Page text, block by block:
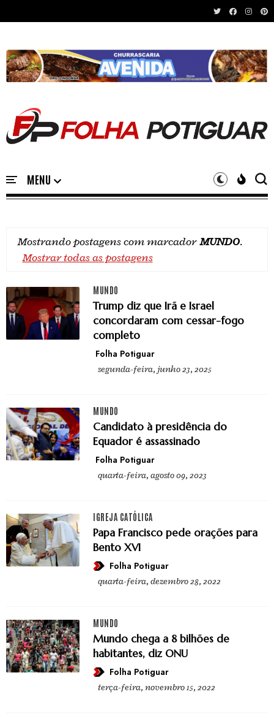
Mostrando postagens com marcador MUNDO.
Mostrar todas as postagens
MUNDO
Trump diz que Irã e Israel
concordaram com cessar-fogo
completo
Folha Potiguar
segunda-feira, junho 23, 2025
MUNDO
Candidato à presidência do
Equador é assassinado
Folha Potiguar
quarta-feira, agosto 09, 2023
IGREJA CATÓLICA
Papa Francisco pede orações para
Bento XVI
Folha Potiguar
quarta-feira, dezembro 28, 2022
MUNDO
Mundo chega a 8 bilhões de
habitantes, diz ONU
Folha Potiguar
terça-feira, novembro 15, 2022